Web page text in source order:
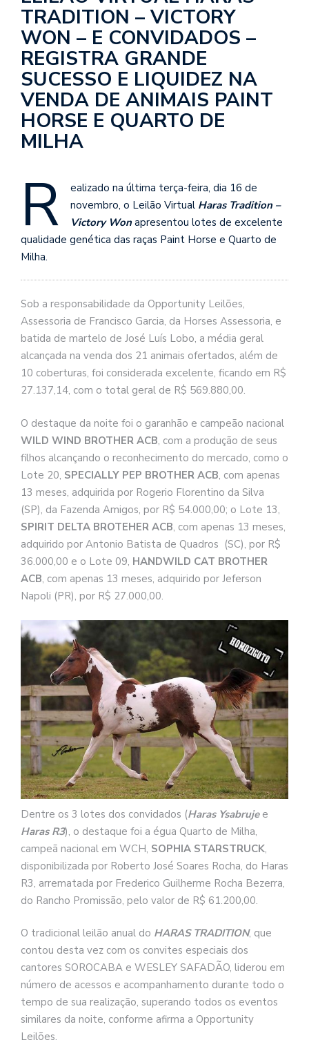
TRADITION – VICTORY
WON – E CONVIDADOS –
REGISTRA GRANDE
SUCESSO E LIQUIDEZ NA
VENDA DE ANIMAIS PAINT
HORSE E QUARTO DE
MILHA
R
ealizado na última terça-feira, dia 16 de
novembro, o Leilão Virtual Haras Tradition –
Victory Wonapresentou lotes de excelente
qualidade genética das raças Paint Horse e Quarto de
Milha.
Sob a responsabilidade da Opportunity Leilões,
Assessoria de Francisco Garcia, da Horses Assessoria, e
batida de martelo de José Luís Lobo, a média geral
alcançada na venda dos 21 animais ofertados, além de
10 coberturas, foi considerada excelente, ficando em R$
27.137,14, com o total geral de R$ 569.880,00.
O destaque da noite foi o garanhão e campeão nacional
WILD WIND BROTHER ACB, com a produção de seus
filhos alcançando o reconhecimento do mercado, como o
Lote 20, SPECIALLY PEP BROTHER ACB, com apenas
13 meses, adquirida por Rogerio Florentino da Silva
(SP), da Fazenda Amigos, por R$ 54.000,00; o Lote 13,
SPIRIT DELTA BROTEHER ACB, com apenas 13 meses,
adquirido por Antonio Batista de Quadros (SC), por R$
36.000,00 e o Lote 09, HANDWILD CAT BROTHER
ACB, com apenas 13 meses, adquirido por Jeferson
Napoli (PR), por R$ 27.000,00.
Dentre os 3 lotes dos convidados (Haras Ysabrujee
Haras R3), o destaque foi a égua Quarto de Milha,
campeã nacional em WCH, SOPHIA STARSTRUCK,
disponibilizada por Roberto José Soares Rocha, do Haras
R3, arrematada por Frederico Guilherme Rocha Bezerra,
do Rancho Promissão, pelo valor de R$ 61.200,00.
O tradicional leilão anual do HARAS TRADITION, que
contou desta vez com os convites especiais dos
cantores SOROCABA e WESLEY SAFADÃO, liderou em
número de acessos e acompanhamento durante todo o
tempo de sua realização, superando todos os eventos
similares da noite, conforme afirma a Opportunity
Leilões.